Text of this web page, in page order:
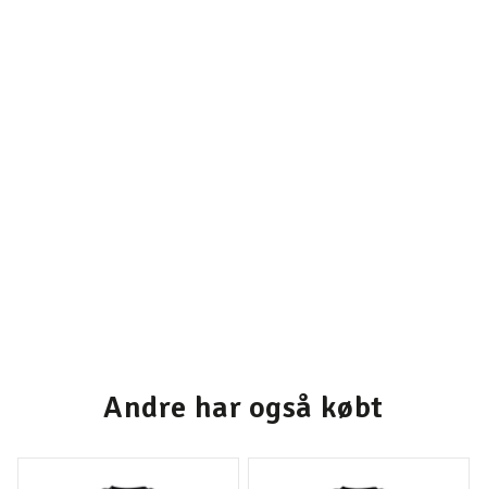
Andre har også købt